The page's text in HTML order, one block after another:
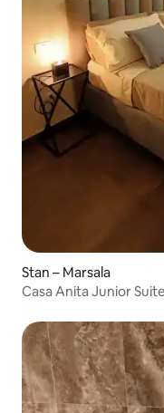
Stan – Marsala
Casa Anita Junior Suite